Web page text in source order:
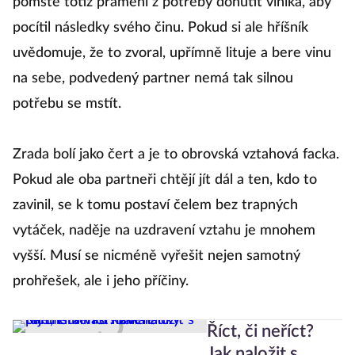
pocítil následky svého činu. Pokud si ale hříšník
uvědomuje, že to zvoral, upřímně lituje a bere vinu
na sebe, podvedený partner nemá tak silnou
potřebu se mstít.
Zrada bolí jako čert a je to obrovská vztahová facka.
Pokud ale oba partneři chtějí jít dál a ten, kdo to
zavinil, se k tomu postaví čelem bez trapných
vytáček, naděje na uzdravení vztahu je mnohem
vyšší. Musí se nicméně vyřešit nejen samotný
prohřešek, ale i jeho příčiny.
Říct, či neříct?